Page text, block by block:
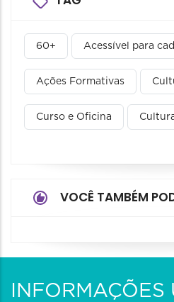
60+ Acessível para
Ações Formativas
Curso e Oficina
VOCÊ TAMBÉM
INFORMAÇÕES